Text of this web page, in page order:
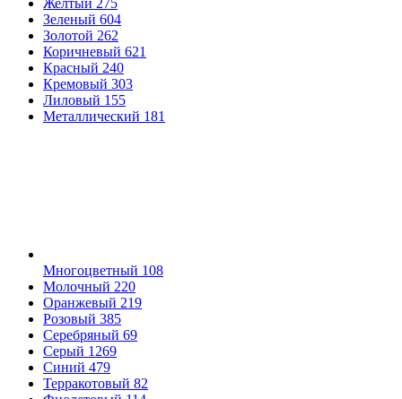
Желтый 275
Зеленый 604
Золотой 262
Коричневый 621
Красный 240
Кремовый 303
Лиловый 155
Металлический 181
Многоцветный 108
Молочный 220
Оранжевый 219
Розовый 385
Серебряный 69
Серый 1269
Синий 479
Терракотовый 82